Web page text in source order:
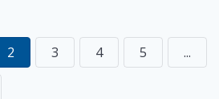
2 3 4 5 ...